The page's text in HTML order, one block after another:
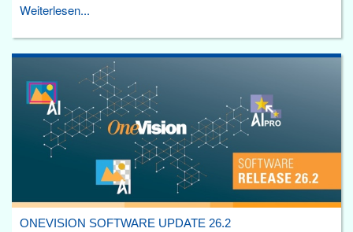
Weiterlesen...
ONEVISION SOFTWARE UPDATE 26.2